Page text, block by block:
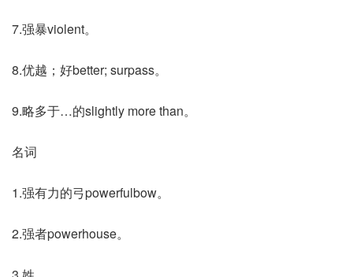
7.强暴violent。
8.优越；好better; surpass。
9.略多于…的slightly more than。
名词
1.强有力的弓powerfulbow。
2.强者powerhouse。